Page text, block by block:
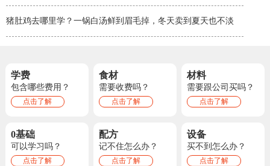
猪肚鸡去哪里学？一锅白汤鲜到眉毛掉，冬天卖到夏天也不淡
学费
包含哪些费用？
点击了解
食材
需要收费吗？
点击了解
材料
需要跟公司买吗？
点击了解
0基础
可以学习吗？
点击了解
配方
记不住怎么办？
点击了解
设备
买不到怎么办？
点击了解